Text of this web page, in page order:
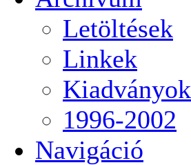
Letöltések
Linkek
Kiadványok
1996-2002
Navigáció